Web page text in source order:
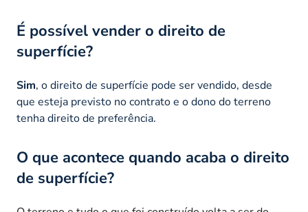
É possível vender o direito de
superfície?
Sim, o direito de superfície pode ser vendido, desde
que esteja previsto no contrato e o dono do terreno
tenha direito de preferência.
O que acontece quando acaba o direito
de superfície?